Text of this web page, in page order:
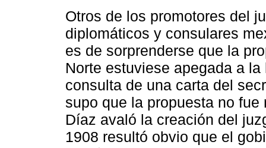
Otros de los promotores del
diplomáticos y consulares
es de sorprenderse que la
Norte estuviese apegada a
consulta de una carta del
supo que la propuesta no
Díaz avaló la creación del
1908 resultó obvio que el